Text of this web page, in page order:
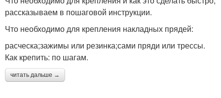
рассказываем в пошаговой инструкции.
Что необходимо для крепления накладных прядей:
расческа;зажимы или резинка;сами пряди или трессы.
Как крепить: по шагам.
читать дальше →